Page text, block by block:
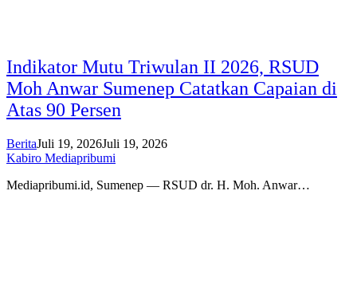
Indikator Mutu Triwulan II 2026, RSUD
Moh Anwar Sumenep Catatkan Capaian di
Atas 90 Persen
BeritaJuli 19, 2026Juli 19, 2026
Kabiro Mediapribumi
Mediapribumi.id, Sumenep — RSUD dr. H. Moh. Anwar…